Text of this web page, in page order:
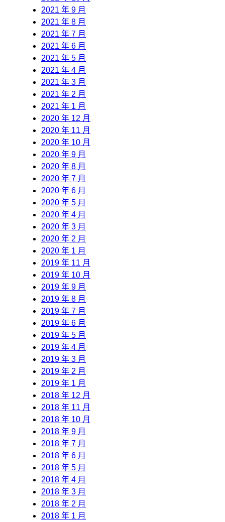
2021 年 9 月
2021 年 8 月
2021 年 7 月
2021 年 6 月
2021 年 5 月
2021 年 4 月
2021 年 3 月
2021 年 2 月
2021 年 1 月
2020 年 12 月
2020 年 11 月
2020 年 10 月
2020 年 9 月
2020 年 8 月
2020 年 7 月
2020 年 6 月
2020 年 5 月
2020 年 4 月
2020 年 3 月
2020 年 2 月
2020 年 1 月
2019 年 11 月
2019 年 10 月
2019 年 9 月
2019 年 8 月
2019 年 7 月
2019 年 6 月
2019 年 5 月
2019 年 4 月
2019 年 3 月
2019 年 2 月
2019 年 1 月
2018 年 12 月
2018 年 11 月
2018 年 10 月
2018 年 9 月
2018 年 7 月
2018 年 6 月
2018 年 5 月
2018 年 4 月
2018 年 3 月
2018 年 2 月
2018 年 1 月